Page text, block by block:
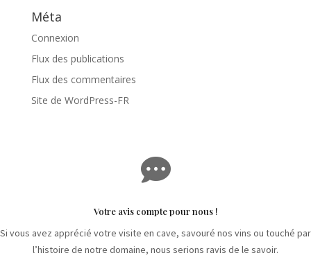
Méta
Connexion
Flux des publications
Flux des commentaires
Site de WordPress-FR

Votre avis compte pour nous !
Si vous avez apprécié votre visite en cave, savouré nos vins ou touché par
l’histoire de notre domaine, nous serions ravis de le savoir.